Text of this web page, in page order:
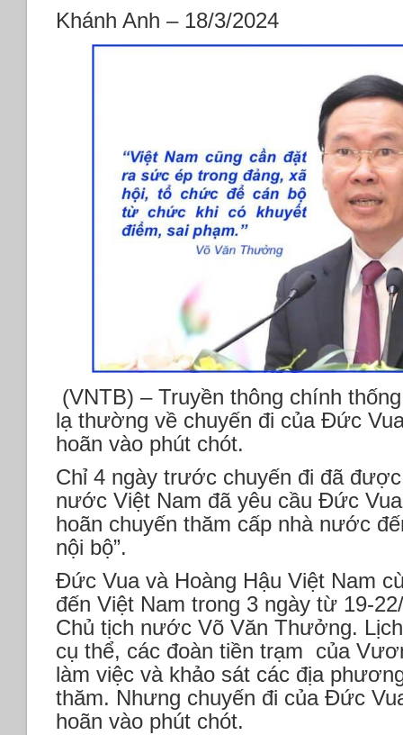
Khánh Anh – 18/3/2024
(VNTB) – Truyền thông chính
lạ thường về chuyến đi của Đức
hoãn vào phút chót.
Chỉ 4 ngày trước chuyến đi đã
nước Việt Nam đã yêu cầu Đức
hoãn chuyến thăm cấp nhà nước
nội bộ”.
Đức Vua và Hoàng Hậu Việt Nam
đến Việt Nam trong 3 ngày từ 19-
Chủ tịch nước Võ Văn Thưởng.
cụ thể, các đoàn tiền trạm của
làm việc và khảo sát các địa
thăm. Nhưng chuyến đi của Đức
hoãn vào phút chót.